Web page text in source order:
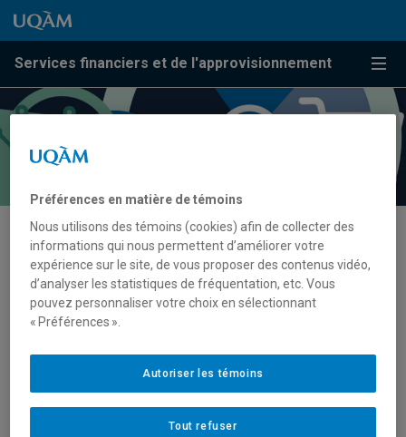
Passer au contenu
Accéder au menu principal
Accéder à la recherche
Passer au contenu
Accéder au menu principal
Services financiers et de l'approvisionnement
Menu
Organismes subventionnaires
Liens menant aux sites Web des principaux organismes
subventionnaires :
Chaires de recherche du Canada (CRC)
Conseil de recherches en sciences naturelles et en
génie du Canada(CRSNG)
Préférences en matière de témoins
Nous utilisons des témoins (cookies) afin de collecter des
informations qui nous permettent d’améliorer votre
expérience sur le site, de vous proposer des contenus vidéo,
d’analyser les statistiques de fréquentation, etc. Vous
pouvez personnaliser votre choix en sélectionnant
« Préférences ».
Tout refuser
Autoriser les témoins